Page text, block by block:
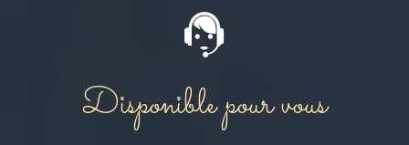
Disponible pour vous